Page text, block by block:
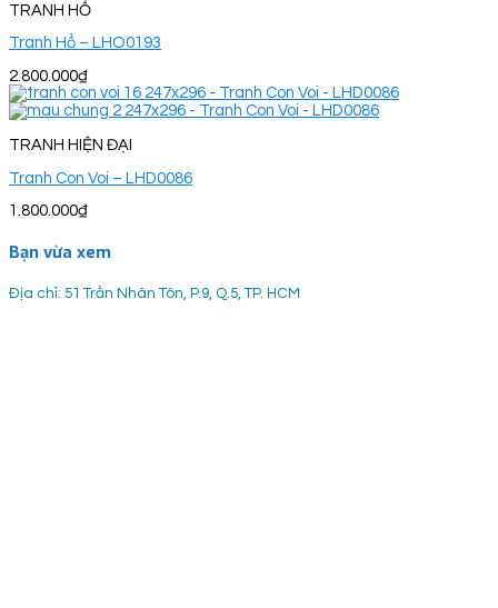
TRANH HỔ
Tranh Hổ – LHO0193
2.800.000₫
TRANH HIỆN ĐẠI
Tranh Con Voi – LHD0086
1.800.000₫
Bạn vừa xem
Địa chỉ: 51 Trần Nhân Tôn, P.9, Q.5, TP. HCM